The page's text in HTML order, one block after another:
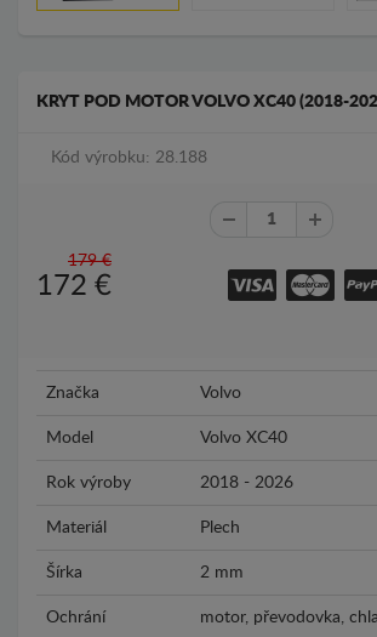
KRYT POD MOTOR VOLVO XC40 (2018-
Kód výrobku: 28.188
179 €
172 €
Značka Volvo
Model Volvo XC40
Rok výroby 2018 - 2026
Materiál Plech
Šírka 2 mm
Ochrání motor, převodovka,